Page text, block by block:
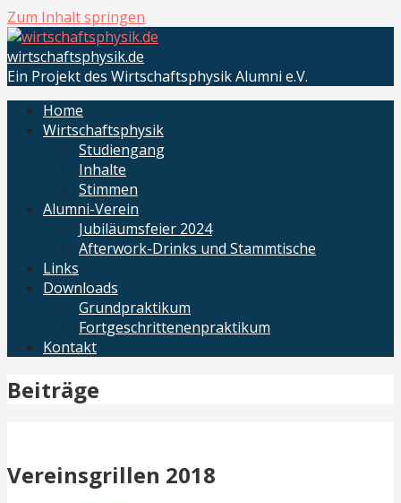
Zum Inhalt springen
wirtschaftsphysik.de
Ein Projekt des Wirtschaftsphysik Alumni e.V.
Home
Wirtschaftsphysik
Studiengang
Inhalte
Stimmen
Alumni-Verein
Jubiläumsfeier 2024
Afterwork-Drinks und Stammtische
Links
Downloads
Grundpraktikum
Fortgeschrittenenpraktikum
Kontakt
Beiträge
Vereinsgrillen 2018